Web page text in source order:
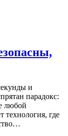
и
парадокс:
любой
технология, где